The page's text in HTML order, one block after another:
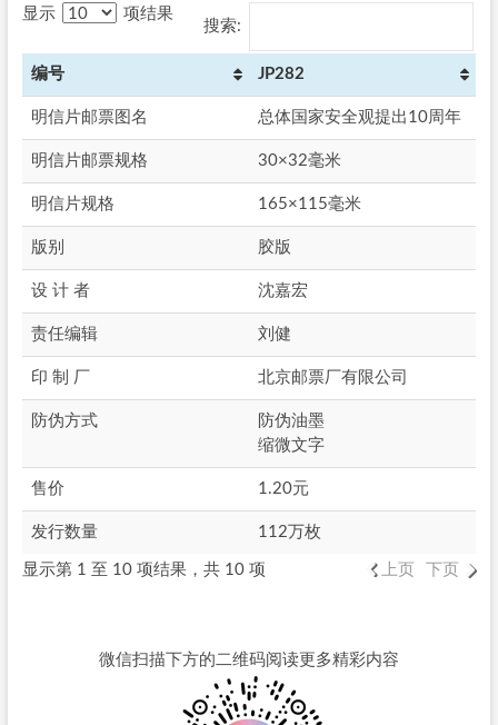
显示 项结果
搜索:
编号 JP282
明信片邮票图名 总体国家安全观提出10周年
明信片邮票规格 30×32毫米
明信片规格 165×115毫米
版别 胶版
设 计 者 沈嘉宏
责任编辑 刘健
印 制 厂 北京邮票厂有限公司
防伪方式
防伪油墨
缩微文字
售价 1.20元
发行数量 112万枚
显示第 1 至 10 项结果，共 10 项 上页 下页
微信扫描下方的二维码阅读更多精彩内容